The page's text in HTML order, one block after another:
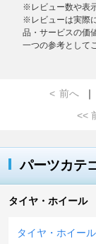
※レビュー数や表
※レビューは実際
品・サービスの価
一つの参考として
< 前へ ｜
<<
パーツカテ
タイヤ・ホイール
タイヤ・ホイー